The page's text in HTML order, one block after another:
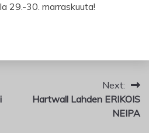
29.-30. marraskuuta!
Next:
Hartwall Lahden ERIKOIS
NEIPA